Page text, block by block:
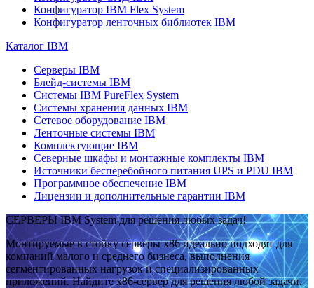
Конфигуратор IBM Flex System
Конфигуратор ленточных библиотек IBM
Каталог IBM
Серверы IBM
Блейд-системы IBM
Системы IBM PureFlex System
Системы хранения данных IBM
Сетевое оборудование IBM
Ленточные системы IBM
Комплектующие IBM
Северные шкафы и монтажные комплекты IBM
Источники бесперебойного питания UPS и PDU IBM
Программное обеспечение IBM
Лицензии и дополнительные гарантии IBM
СЕРВЕРЫ IBM System для решения любых задач!
Монтируемые в стойку серверы x86 идеально подходят для
компаний малого и среднего бизнеса, выполнения
сегментированных нагрузок и специализированных
приложений. Найдите x86-сервер для решения любой задачи.